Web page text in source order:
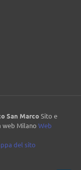
San MarcoSito e
web Milano Web
del sito